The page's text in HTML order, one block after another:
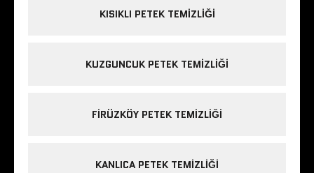
KISIKLI PETEK TEMIZLIĞI
KUZGUNCUK PETEK TEMIZLIĞI
FIRÜZKÖY PETEK TEMIZLIĞI
KANLICA PETEK TEMIZLIĞI